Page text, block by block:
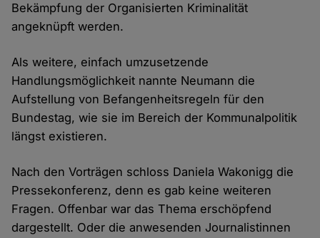
Bekämpfung der Organisierten Kriminalität
angeknüpft werden.
Als weitere, einfach umzusetzende
Handlungsmöglichkeit nannte Neumann die
Aufstellung von Befangenheitsregeln für den
Bundestag, wie sie im Bereich der Kommunalpolitik
längst existieren.
Nach den Vorträgen schloss Daniela Wakonigg die
Pressekonferenz, denn es gab keine weiteren
Fragen. Offenbar war das Thema erschöpfend
dargestellt. Oder die anwesenden Journalistinnen